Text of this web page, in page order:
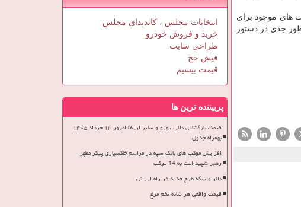
های موجود برای
جدی در دستور
انتخابات مجلس ، کاندیدای مجلس
خرید و فروش خودرو
طراحی سایت
فیش حج
قیمت بیسیم
پربیننده ترین ها
قیمت بازگشایی دلار، یورو و سایر ارزها امروز ۱۳ خرداد ۱۴۰۵
بهمراه جدول
افزایش موکب های بانک سپه در مراسم خاکسپاری پیکر مطهر
رهبر شهید امت به 14 موکب
دلار و سکه طرح جدید در راه ارزانی
قیمت واقعی هر شانه تخم مرغ